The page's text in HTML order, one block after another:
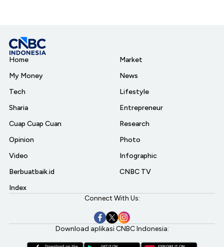
Home
My Money
Tech
Sharia
Cuap Cuap Cuan
Opinion
Video
Berbuatbaik.id
Index
Market
News
Lifestyle
Entrepreneur
Research
Photo
Infographic
CNBC TV
Connect With Us:
Download aplikasi CNBC Indonesia: